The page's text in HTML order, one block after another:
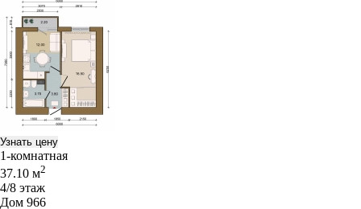
Узнать цену
1-комнатная
37.10 м2
4/8 этаж
Дом 966